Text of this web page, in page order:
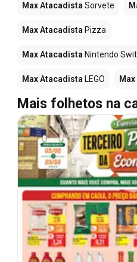
Max Atacadista Sorvete
Max Atacadista Pizza
Max Atacadista Nintendo
Max Atacadista LEGO
Mais folhetos na